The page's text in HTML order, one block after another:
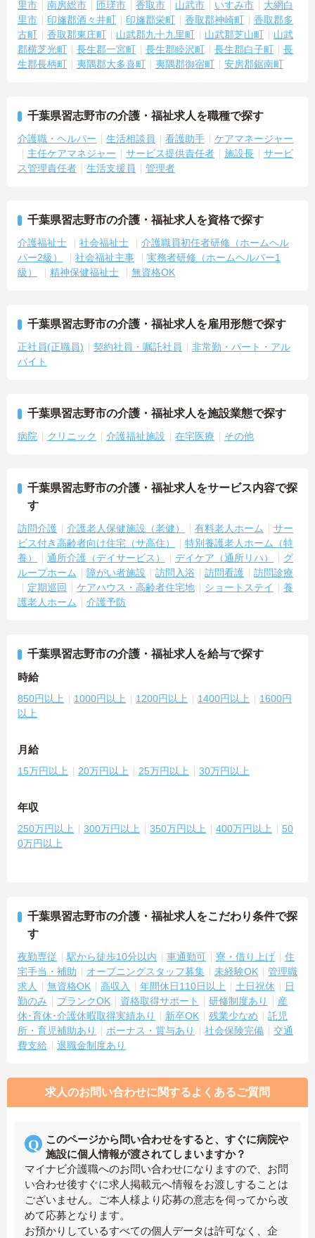
里市 南房総市 匝瑳市 香取市 山武市 いすみ市
大網白
里市
印旛郡酒々井町 印旛郡栄町 香取郡神崎町
香取郡多
古町
香取郡東庄町 山武郡九十九里町 山武郡芝山町
山武
郡横芝光町
長生郡一宮町 長生郡睦沢町 長生郡白子町
長
生郡長柄町
夷隅郡大多喜町 夷隅郡御宿町 安房郡鋸南町
千葉県習志野市の介護・福祉求人を職種で探す
介護職・ヘルパー 生活相談員 看護助手
ケアマネージャー
主任ケアマネジャー
サービス提供責任者 施設長
サービ
ス管理責任者
生活支援員 管理者
千葉県習志野市の介護・福祉求人を資格で探す
介護福祉士 社会福祉士
介護職員初任者研修（ホームヘル
パー2級）
社会福祉主事
実務者研修（ホームヘルパー1
級）
精神保健福祉士 無資格OK
千葉県習志野市の介護・福祉求人を雇用形態で探す
正社員(正職員) 契約社員・嘱託社員
非常勤・パート・アル
バイト
千葉県習志野市の介護・福祉求人を施設業態で探す
病院 クリニック 介護福祉施設 在宅医療 その他
千葉県習志野市の介護・福祉求人をサービス内容で探
す
訪問介護 介護老人保健施設（老健） 有料老人ホーム
サー
ビス付き高齢者向け住宅（サ高住）
特別養護老人ホーム（特
養）
通所介護（デイサービス） デイケア（通所リハ）
グ
ループホーム
障がい者施設 訪問入浴 訪問看護
訪問診療
定期巡回
ケアハウス・高齢者住宅地 ショートステイ
養
護老人ホーム
介護予防
千葉県習志野市の介護・福祉求人を給与で探す
時給
850円以上 1000円以上 1200円以上 1400円以上
1600円
以上
月給
15万円以上 20万円以上 25万円以上 30万円以上
年収
250万円以上 300万円以上 350万円以上 400万円以上
50
0万円以上
千葉県習志野市の介護・福祉求人をこだわり条件で探
す
夜勤専従 駅から徒歩10分以内 車通勤可 寮・借り上げ
住
宅手当・補助
オープニングスタッフ募集 未経験OK
管理職
求人
無資格OK 高収入 年間休日110日以上 土日祝休
日
勤のみ
ブランクOK 資格取得サポート 研修制度あり
産
休･育休･介護休暇取得実績あり
新卒OK 残業少なめ
託児
所・育児補助あり
ボーナス・賞与あり 社会保険完備
交通
費支給
退職金制度あり
求人のお問い合わせに関するよくあるご質問
このページから問い合わせをすると、すぐに病院や
施設に個人情報が渡されてしまいますか？
マイナビ介護職へのお問い合わせになりますので、お問
い合わせ後すぐに求人掲載元へ情報をお渡しすることは
ございません。ご本人様より応募の意志を伺ってから改
めて応募となります。
お預かりしているすべての個人データは許可なく、企